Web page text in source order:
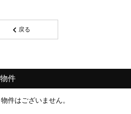
戻る
件
件はございません。